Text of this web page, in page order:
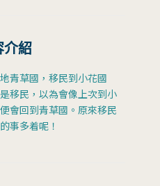
介紹
青草國，移民到小花國
移民，以為會像上次到小
會回到青草國。原來移民
事多着呢！